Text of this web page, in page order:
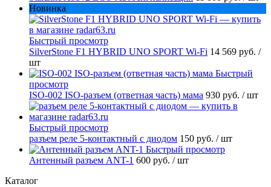
Новинка
Быстрый просмотр
SilverStone F1 HYBRID UNO SPORT Wi-Fi 14 569 руб. /
шт
Быстрый
просмотр
ISO-002 ISO-разъем (ответная часть) мама 930 руб. / шт
Быстрый просмотр
разъем реле 5-контактный с диодом 150 руб. / шт
Быстрый просмотр
Антенный разъем ANT-1 600 руб. / шт
Каталог